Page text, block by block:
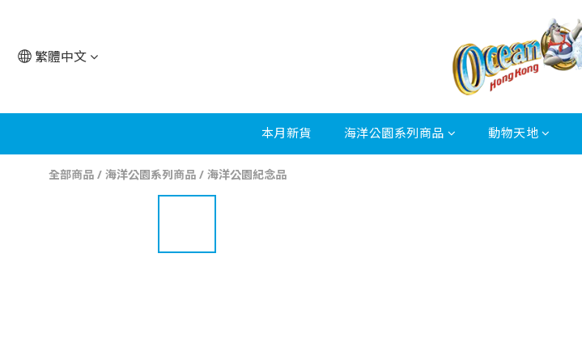
繁體中文
本月新貨 海洋公園系列商品 動物天地
全部商品 / 海洋公園系列商品 / 海洋公園紀念品